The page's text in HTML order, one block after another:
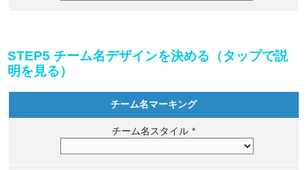
STEP5 チーム名デザインを決める（タップで説
明を見る）
チーム名マーキング
チーム名スタイル *